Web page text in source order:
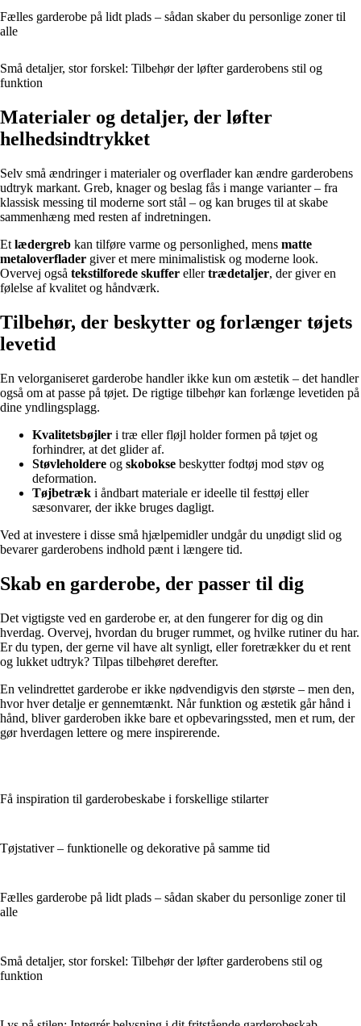
Fælles garderobe på lidt plads – sådan skaber du personlige zoner til
alle
Små detaljer, stor forskel: Tilbehør der løfter garderobens stil og
funktion
Materialer og detaljer, der løfter
helhedsindtrykket
Selv små ændringer i materialer og overflader kan ændre garderobens
udtryk markant. Greb, knager og beslag fås i mange varianter – fra
klassisk messing til moderne sort stål – og kan bruges til at skabe
sammenhæng med resten af indretningen.
Et lædergreb kan tilføre varme og personlighed, mens matte
metaloverflader giver et mere minimalistisk og moderne look.
Overvej også tekstilforede skuffer ellertrædetaljer, der giver en
følelse af kvalitet og håndværk.
Tilbehør, der beskytter og forlænger tøjets
levetid
En velorganiseret garderobe handler ikke kun om æstetik – det handler
også om at passe på tøjet. De rigtige tilbehør kan forlænge levetiden på
dine yndlingsplagg.
Kvalitetsbøjler i træ eller fløjl holder formen på tøjet og
forhindrer, at det glider af.
Støvleholdere og skobokse beskytter fodtøj mod støv og
deformation.
Tøjbetræk i åndbart materiale er ideelle til festtøj eller
sæsonvarer, der ikke bruges dagligt.
Ved at investere i disse små hjælpemidler undgår du unødigt slid og
bevarer garderobens indhold pænt i længere tid.
Skab en garderobe, der passer til dig
Det vigtigste ved en garderobe er, at den fungerer for dig og din
hverdag. Overvej, hvordan du bruger rummet, og hvilke rutiner du har.
Er du typen, der gerne vil have alt synligt, eller foretrækker du et rent
og lukket udtryk? Tilpas tilbehøret derefter.
En velindrettet garderobe er ikke nødvendigvis den største – men den,
hvor hver detalje er gennemtænkt. Når funktion og æstetik går hånd i
hånd, bliver garderoben ikke bare et opbevaringssted, men et rum, der
gør hverdagen lettere og mere inspirerende.
Få inspiration til garderobeskabe i forskellige stilarter
Tøjstativer – funktionelle og dekorative på samme tid
Fælles garderobe på lidt plads – sådan skaber du personlige zoner til
alle
Små detaljer, stor forskel: Tilbehør der løfter garderobens stil og
funktion